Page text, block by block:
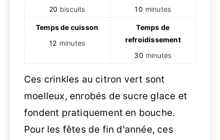
20 biscuits
10 minutes
Temps de cuisson
12 minutes
Temps de
refroidissement
30 minutes
Ces crinkles au citron vert sont
moelleux, enrobés de sucre glace et
fondent pratiquement en bouche.
Pour les fêtes de fin d'année, ces